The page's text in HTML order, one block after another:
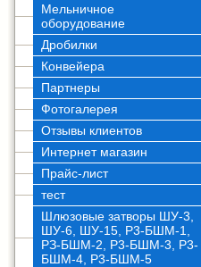
Мельничное
оборудование
Дробилки
Конвейера
Партнеры
Фотогалерея
Отзывы клиентов
Интернет магазин
Прайс-лист
тест
Шлюзовые затворы ШУ-3,
ШУ-6, ШУ-15, Р3-БШМ-1,
РЗ-БШМ-2, Р3-БШМ-3, Р3-
БШМ-4, Р3-БШМ-5